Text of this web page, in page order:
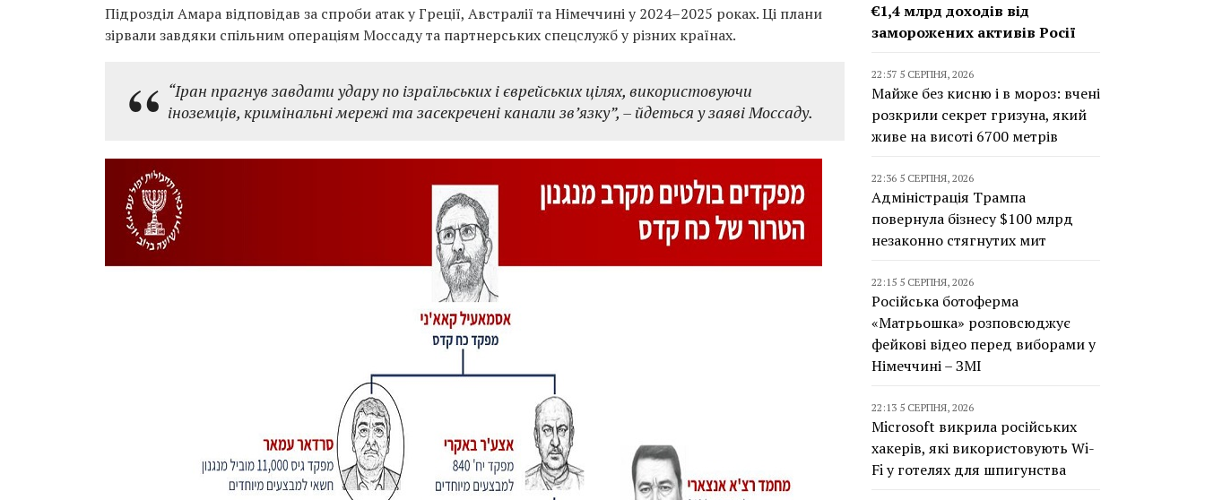
Підрозділ Амара відповідав за спроби атак у Греції, Австралії та Німеччині у 2024–2025 роках. Ці плани
зірвали завдяки спільним операціям Моссаду та партнерських спецслужб у різних країнах.
“Іран прагнув завдати удару по ізраїльських і єврейських цілях, використовуючи
іноземців, кримінальні мережі та засекречені канали зв’язку”, – йдеться у заяві Моссаду.
€1,4 млрд доходів від
заморожених активів Росії
22:57 5 СЕРПНЯ, 2026
Майже без кисню і в мороз: вчені
розкрили секрет гризуна, який
живе на висоті 6700 метрів
22:36 5 СЕРПНЯ, 2026
Адміністрація Трампа
повернула бізнесу $100 млрд
незаконно стягнутих мит
22:15 5 СЕРПНЯ, 2026
Російська ботоферма
«Матрьошка» розповсюджує
фейкові відео перед виборами у
Німеччині – ЗМІ
22:13 5 СЕРПНЯ, 2026
Microsoft викрила російських
хакерів, які використовують Wi-
Fi у готелях для шпигунства